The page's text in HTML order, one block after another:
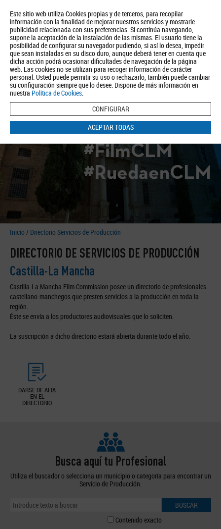
Este sitio web utiliza Cookies propias y de terceros, para recopilar
información con la finalidad de mejorar nuestros servicios y mostrarle
publicidad relacionada con sus preferencias. Si continúa navegando,
supone la aceptación de la instalación de las mismas. El usuario tiene la
posibilidad de configurar su navegador pudiendo, si así lo desea, impedir
que sean instaladas en su disco duro, aunque deberá tener en cuenta que
dicha acción podrá ocasionar dificultades de navegación de la página
web. Las cookies no se utilizan para recoger información de carácter
personal. Usted puede permitir su uso o rechazarlo, también puede cambiar
su configuración siempre que lo desee. Dispone de más información en
nuestra Política de Cookies.
CONFIGURAR
ACEPTAR TODAS
Quiénes somos Turismo Política de Privacidad Aviso Legal
Política de Cookies
BUSCAR
#FilmCLM
#RuedaenCLM
Inicio / Directorio Servicios de Producción
DIRECTORIO DE SERVICIOS DE PRODUCCIÓN
Castilla-La Mancha
Castilla-La Mancha Film Commission posee un directorio de profesionales
castellano-manchegos que presten servicios a la producción en toda la
región.
Éste se envía a los productores audiovisuales que lo soliciten.
La suscripción a dicho directorio estará abierta durante todo el año.
DARSE DE ALTA
EN EL
DIRECTORIO
Busca aquí tu Profesional
Utiliza el buscador o selecciona un municipio o categoría para encontrar un
Servicio de Producción.
BUSCAR
Contenido exacto